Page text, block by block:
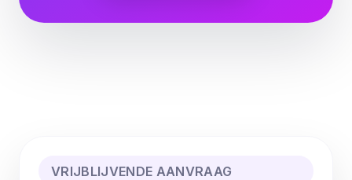
VRIJBLIJVENDE AANVRAAG